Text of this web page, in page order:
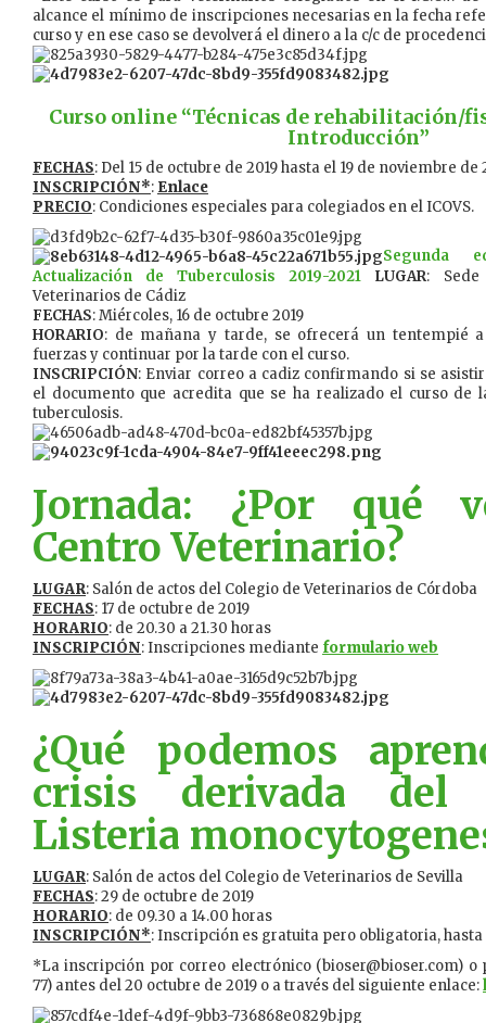
alcance el mínimo de inscripciones necesarias en la fecha
curso y en ese caso se devolverá el dinero a la c/c de
Curso online “Técnicas de rehabilitación/
Introducción”
FECHAS: Del 15 de octubre de 2019 hasta el 19 de noviembre de
INSCRIPCIÓN*: Enlace
PRECIO: Condiciones especiales para colegiados en el ICOVS.
Segunda
Actualización de Tuberculosis 2019-2021
LUGAR:
Veterinarios de Cádiz
FECHAS: Miércoles, 16 de octubre 2019
HORARIO: de mañana y tarde, se ofrecerá un tentempié
fuerzas y continuar por la tarde con el curso.
INSCRIPCIÓN: Enviar correo a cadiz confirmando si se
el documento que acredita que se ha realizado el curso de
tuberculosis.
Jornada: ¿Por qué
Centro Veterinario?
LUGAR: Salón de actos del Colegio de Veterinarios de Córdoba
FECHAS: 17 de octubre de 2019
HORARIO: de 20.30 a 21.30 horas
INSCRIPCIÓN: Inscripciones mediante formulario web
¿Qué podemos
crisis derivada del
Listeria
LUGAR: Salón de actos del Colegio de Veterinarios de Sevilla
FECHAS: 29 de octubre de 2019
HORARIO: de 09.30 a 14.00 horas
INSCRIPCIÓN*: Inscripción es gratuita pero obligatoria,
*La inscripción por correo electrónico (bioser@bioser.com) o
77) antes del 20 octubre de 2019 o a través del siguiente enlace: